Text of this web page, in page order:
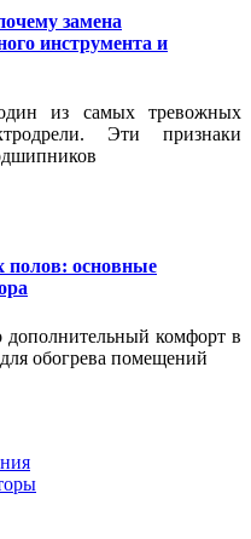
замена
инструмента и
из самых тревожных
Эти признаки
основные
комфорт в
обогрева помещений